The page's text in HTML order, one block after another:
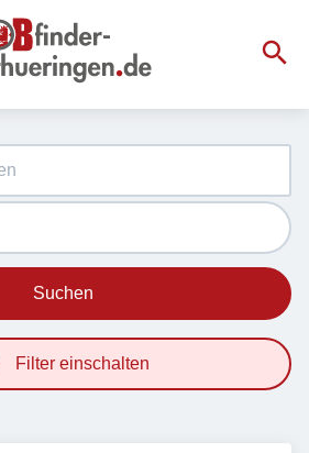
Suchen
Filter einschalten